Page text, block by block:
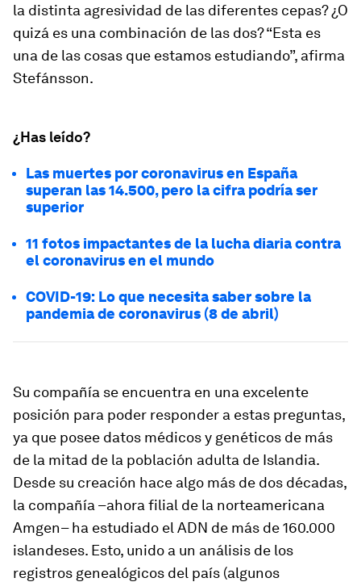
la distinta agresividad de las diferentes cepas? ¿O
quizá es una combinación de las dos? “Esta es
una de las cosas que estamos estudiando”, afirma
Stefánsson.
¿Has leído?
Las muertes por coronavirus en España
superan las 14.500, pero la cifra podría ser
superior
11 fotos impactantes de la lucha diaria contra
el coronavirus en el mundo
COVID-19: Lo que necesita saber sobre la
pandemia de coronavirus (8 de abril)
Su compañía se encuentra en una excelente
posición para poder responder a estas preguntas,
ya que posee datos médicos y genéticos de más
de la mitad de la población adulta de Islandia.
Desde su creación hace algo más de dos décadas,
la compañía –ahora filial de la norteamericana
Amgen– ha estudiado el ADN de más de 160.000
islandeses. Esto, unido a un análisis de los
registros genealógicos del país (algunos